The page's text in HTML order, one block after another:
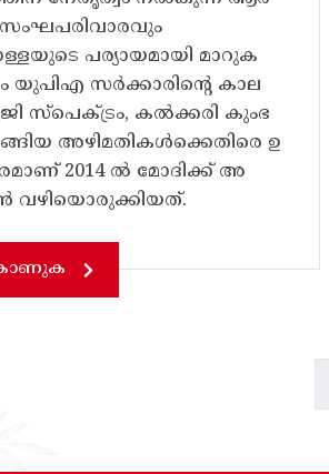
പര്യായമായി മാറുക
യുപിഎ സർക്കാരിന്റെ കാല
സ്പെക്ട്രം, കൽക്കരി കുംഭ
അഴിമതികൾക്കെതിരെ ഉ
2014 ൽ മോദിക്ക് അ
വഴിയൊരുക്കിയത്.